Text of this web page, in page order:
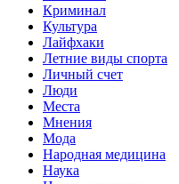
Криминал
Культура
Лайфхаки
Летние виды спорта
Личный счет
Люди
Места
Мнения
Мода
Народная медицина
Наука